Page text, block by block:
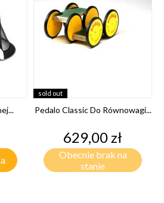
sold out
Pedalo Classic Do Równowagi...
Cena
629,00 zł
Obecnie brak na
stanie